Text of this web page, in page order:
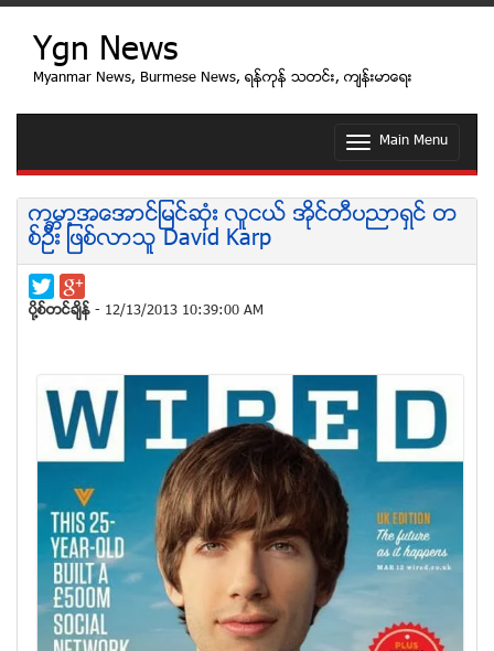
Ygn News
Myanmar News, Burmese News, ရန္ကုန္ သတင္း, က်န္းမာေရး
T
g
l
n
Main Menu
ကမၻာ့အေအာင္ျမင္ဆံုး လူငယ္ အိုင္တီပညာရွင္ တ
စ္ဦး ျဖစ္လာသူ David Karp
ပုိ႔စ္တင္ခ်ိန္ - 12/13/2013 10:39:00 AM